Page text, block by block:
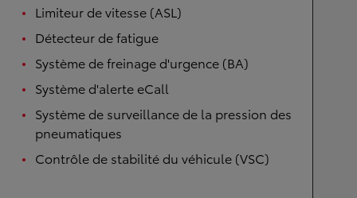
Limiteur de vitesse (ASL)
Détecteur de fatigue
Système de freinage d'urgence (BA)
Système d'alerte eCall
Système de surveillance de la pression des
pneumatiques
Contrôle de stabilité du véhicule (VSC)